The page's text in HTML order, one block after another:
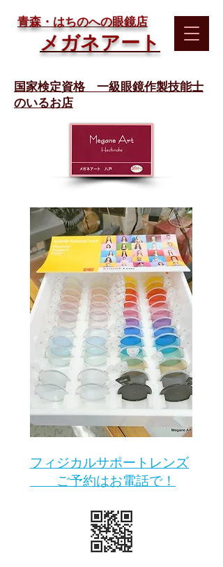
​青森・はちのへの眼鏡店
メガネアート
国家検定資格 一級眼鏡作製技能士
のいるお店
​フィジカルサポートレンズ
ご予約はお電話で！